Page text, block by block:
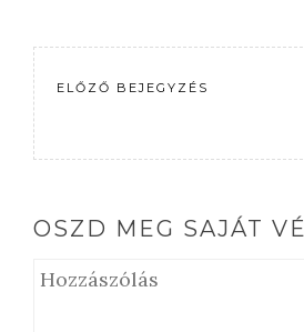
ELŐZŐ BEJEGYZÉS
OSZD MEG SAJÁT